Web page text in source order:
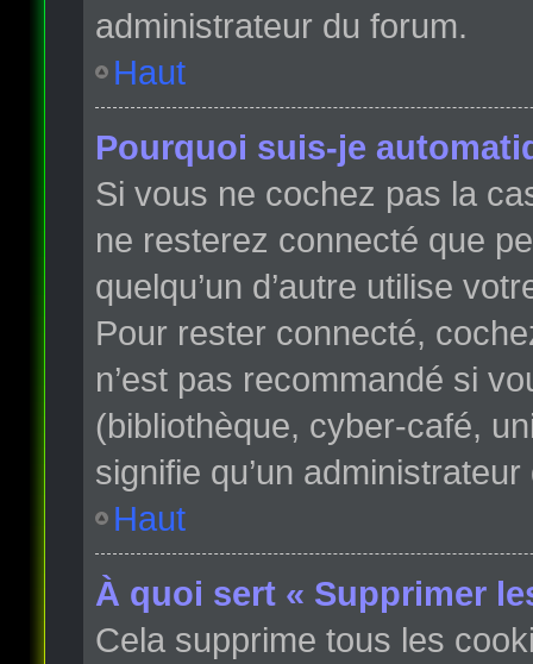
administrateur du forum.
Haut
Pourquoi suis-je
Si vous ne cochez pas la
ne resterez connecté que
quelqu’un d’autre utilise
Pour rester connecté,
n’est pas recommandé si
(bibliothèque, cyber-café,
signifie qu’un
Haut
À quoi sert « Supprimer
Cela supprime tous les